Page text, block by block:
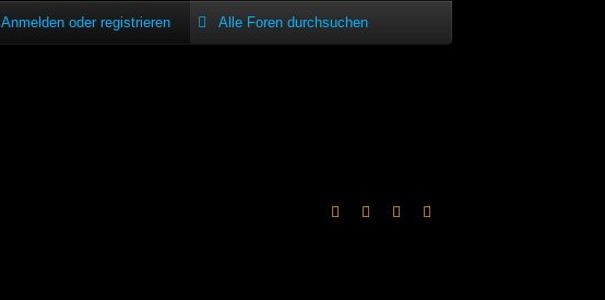
Anmelden oder registrieren